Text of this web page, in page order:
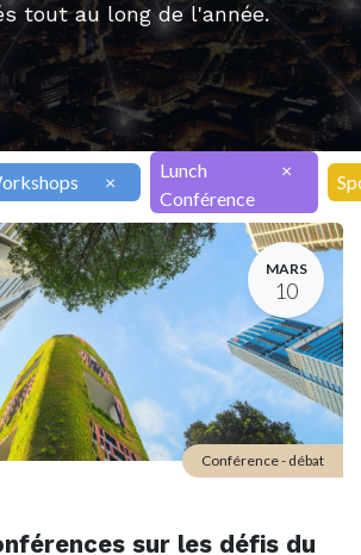
tout au long de l'année.
×
Lunch
Conférence
×
MARS
10
sur les défis du
Conférence - débat